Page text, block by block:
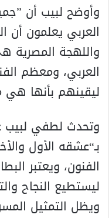
وأوضح لبيب أن
العربي يعلمون أن
واللهجة المصرية
العربي، ومعظم
ليقينهم بأنها
وتحدث لطفي
بـ“عشقه الأول
الفنون، ويعتبر
ليستطيع النجاح
ويظل التمثيل